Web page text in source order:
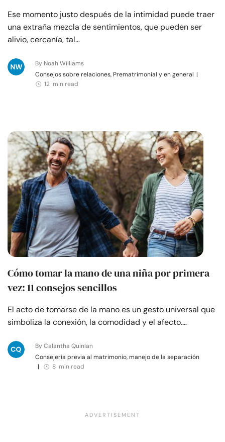
Ese momento justo después de la intimidad puede traer
una extraña mezcla de sentimientos, que pueden ser
alivio, cercanía, tal…
By Noah Williams
Consejos sobre relaciones, Prematrimonial y en general |
12 min read
Cómo tomar la mano de una niña por primera
vez: 11 consejos sencillos
El acto de tomarse de la mano es un gesto universal que
simboliza la conexión, la comodidad y el afecto.…
By Calantha Quinlan
Consejería previa al matrimonio, manejo de la separación
|
8 min read